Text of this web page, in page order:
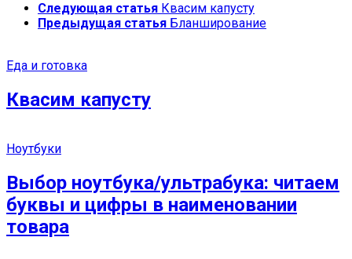
Следующая статья Квасим капусту
Предыдущая статья Бланширование
Еда и готовка
Квасим капусту
Ноутбуки
Выбор ноутбука/ультрабука: читаем
буквы и цифры в наименовании
товара